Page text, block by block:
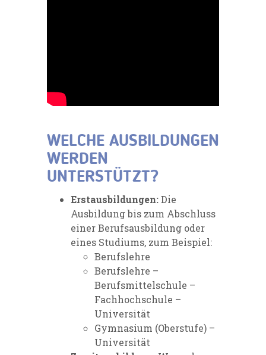
WELCHE AUSBILDUNGEN
WERDEN
UNTERSTÜTZT?
Erstausbildungen:Die
Ausbildung bis zum Abschluss
einer Berufsausbildung oder
eines Studiums, zum Beispiel:
Berufslehre
Berufslehre –
Berufsmittelschule –
Fachhochschule –
Universität
Gymnasium (Oberstufe) –
Universität